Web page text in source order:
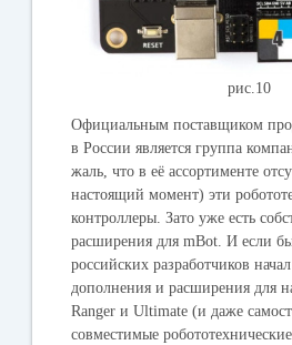
рис.10
Официальным поставщиком
в России является группа
жаль, что в её ассортименте
настоящий момент) эти
контроллеры. Зато уже есть
расширения для mBot. И если
российских разработчиков
дополнения и расширения для
Ranger и Ultimate (и даже
совместимые